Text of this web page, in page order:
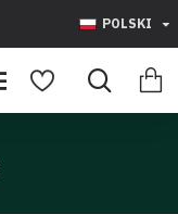
POLSKI